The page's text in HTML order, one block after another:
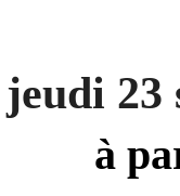
23
à